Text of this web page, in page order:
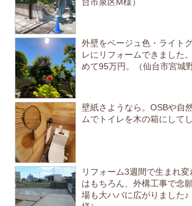
外壁をベージュ色・ライト
レにリフォームできました
めて95万円。（仙台市宮城
壁紙さようなら。OSBや自
ムでトイレを木の箱にして
リフォーム3週間で生まれ
はもちろん、外構工事で念
場も大ハバに広がりました